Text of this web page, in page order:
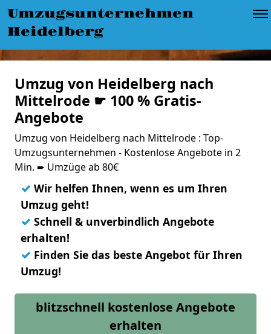
Umzugsunternehmen
Heidelberg
Umzug von Heidelberg nach
Mittelrode ☛ 100 % Gratis-
Angebote
Umzug von Heidelberg nach Mittelrode : Top-
Umzugsunternehmen - Kostenlose Angebote in 2
Min. ➨ Umzüge ab 80€
✓ Wir helfen Ihnen, wenn es um Ihren
Umzug geht!
✓ Schnell & unverbindlich Angebote
erhalten!
✓ Finden Sie das beste Angebot für Ihren
Umzug!
blitzschnell kostenlose Angebote
erhalten